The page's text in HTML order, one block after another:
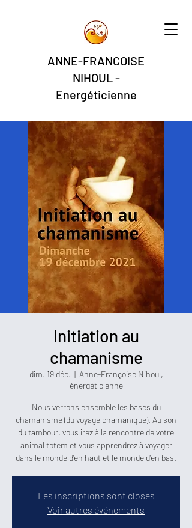
ANNE-FRANCOISE
NIHOUL -
Energéticienne
Initiation au
chamanisme
dim. 19 déc.
  |
Anne-Françoise Nihoul,
énergéticienne
Nous verrons ensemble les bases du
chamanisme (du voyage chamanique). Au son
du tambour, vous irez à la rencontre de votre
animal totem et vous apprendrez à voyager
dans le monde d'en haut et le monde d'en bas.
Les inscriptions sont closes
Voir autres événements